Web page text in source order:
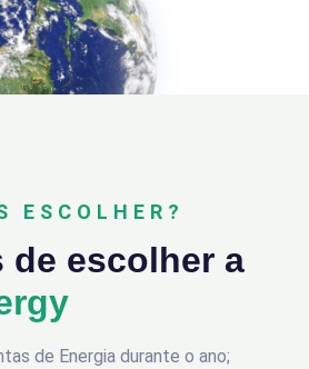
ESCOLHER?
de escolher a
de Energia durante o ano;